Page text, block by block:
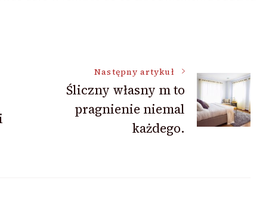
Następny artykuł
Śliczny własny m to
pragnienie niemal
każdego.